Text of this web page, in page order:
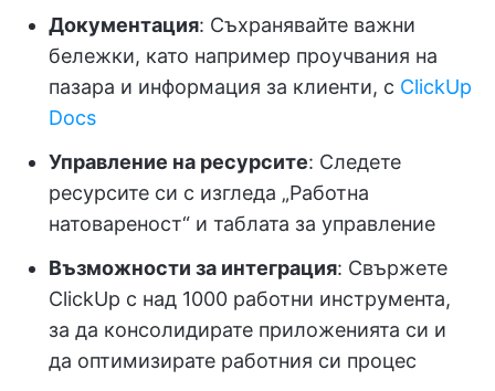
Документация: Съхранявайте важни
бележки, като например проучвания на
пазара и информация за клиенти, с ClickUp
Docs
Управление на ресурсите: Следете
ресурсите си с изгледа „Работна
натовареност“ и таблата за управление
Възможности за интеграция: Свържете
ClickUp с над 1000 работни инструмента,
за да консолидирате приложенията си и
да оптимизирате работния си процес